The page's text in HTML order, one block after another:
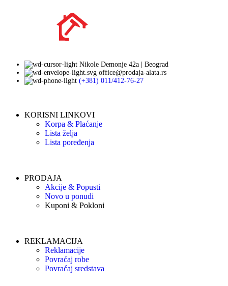
Nikole Demonje 42a | Beograd
office@prodaja-alata.rs
(+381) 011/412-76-27
KORISNI LINKOVI
Korpa & Plaćanje
Lista želja
Lista poređenja
PRODAJA
Akcije & Popusti
Novo u ponudi
Kuponi & Pokloni
REKLAMACIJA
Reklamacije
Povraćaj robe
Povraćaj sredstava